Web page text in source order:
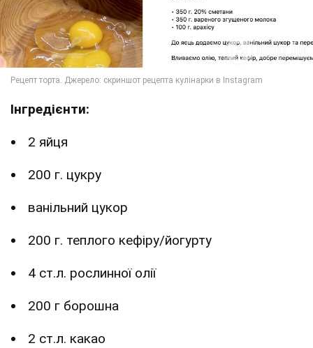
Інгредієнти:
2 яйця
200 г. цукру
ванільний цукор
200 г. теплого кефіру/йогурту
4 ст.л. рослинної олії
200 г борошна
2 ст.л. какао